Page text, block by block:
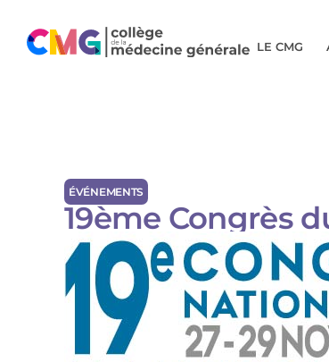
LE CMG
ÉVÉNEMENTS
19ème Congrès